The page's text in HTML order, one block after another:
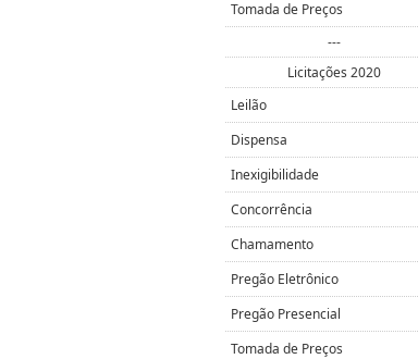
Tomada de Preços
---
Licitações 2020
Leilão
Dispensa
Inexigibilidade
Concorrência
Chamamento
Pregão Eletrônico
Pregão Presencial
Tomada de Preços